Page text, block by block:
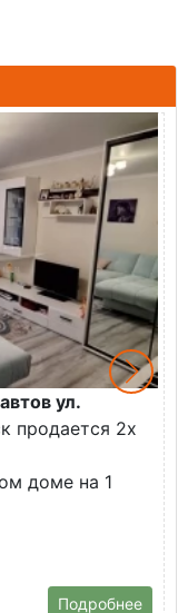
ул.
продается 2х
доме на 1
Подробнее